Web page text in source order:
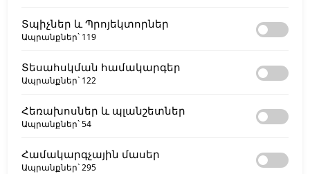
Տպիչներ և Պրոյեկտորներ
Ապրանքներ` 119
Տեսահսկման համակարգեր
Ապրանքներ` 122
Հեռախոսներ և պլանշետներ
Ապրանքներ`54
Համակարգչային մասեր
Ապրանքներ`295